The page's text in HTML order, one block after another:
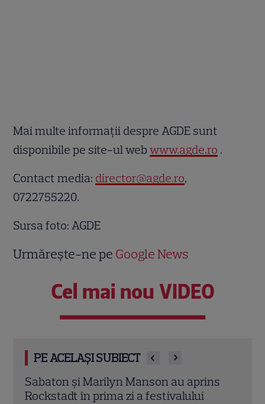
Mai multe informații despre AGDE sunt
disponibile pe site-ul webwww.agde.ro .
Contact media: director@agde.ro,
0722755220.
Sursa foto: AGDE
Urmărește-ne pe Google News
Cel mai nou VIDEO
PE ACELAȘI SUBIECT
De ce să citești “Soți și amanți”? O
poveste despre iubiri imposibile și